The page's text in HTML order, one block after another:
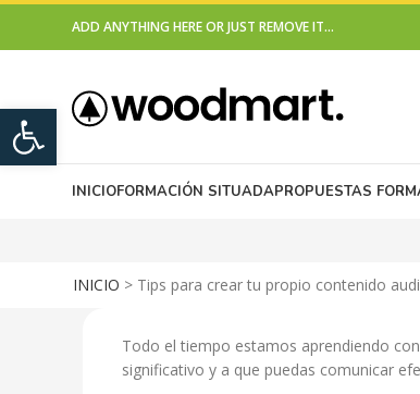
Open toolbar
ADD ANYTHING HERE OR JUST REMOVE IT…
INICIOFORMACIÓN SITUADAPROPUESTAS
INICIO > Tips para crear tu propio contenido
Todo el tiempo estamos aprendiendo
significativo y a que puedas comunicar